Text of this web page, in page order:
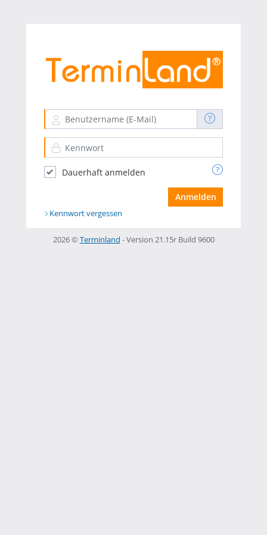
Anmeldung - buergerauto
Dauerhaft anmelden
Kennwort vergessen
2026 © Terminland - Version 21.15r Build 9600